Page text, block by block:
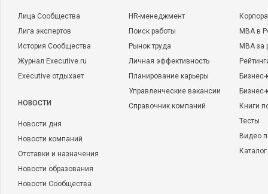
Лица Сообщества
Лига экспертов
История Сообщества
Журнал Executive.ru
Executive отдыхает
НОВОСТИ
Новости дня
Новости компаний
Отставки и назначения
Новости образования
Новости Сообщества
HR-менеджмент
Поиск работы
Рынок труда
Личная эффективность
Планирование карьеры
Управленческие вакансии
Справочник компаний
MBA в
MBA
Бизнес-
Книги
Тесты
Видео